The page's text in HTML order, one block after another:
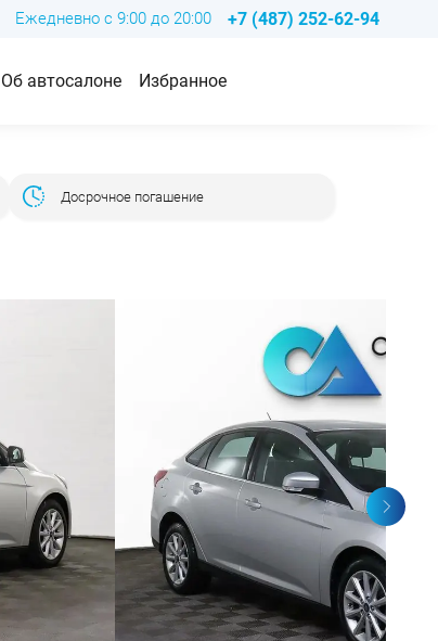
Ежедневно с 9:00 до 20:00 +7 (487) 252-62-94
Об автосалоне Избранное
Досрочное погашение